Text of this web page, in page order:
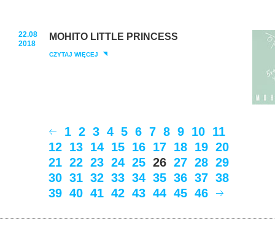
22.08
2018
MOHITO LITTLE PRINCESS
CZYTAJ WIĘCEJ
1 2 3 4 5 6 7 8 9 10 11
12 13 14 15 16 17 18 19 20
21 22 23 24 25 26 27 28 29
30 31 32 33 34 35 36 37 38
39 40 41 42 43 44 45 46